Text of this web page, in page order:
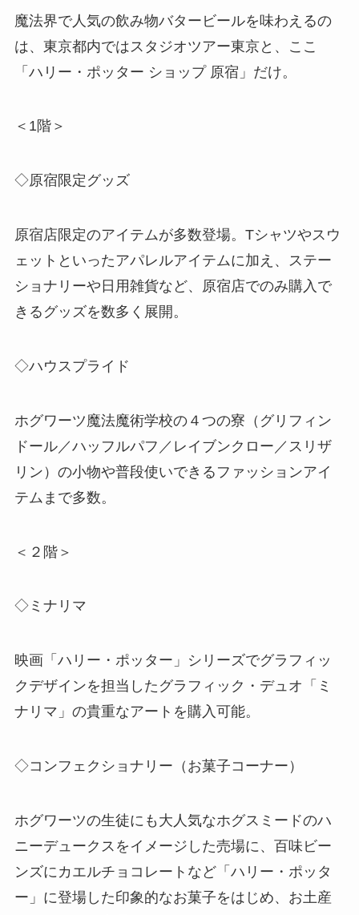
魔法界で人気の飲み物バタービールを味わえるの
は、東京都内ではスタジオツアー東京と、ここ
「ハリー・ポッター ショップ 原宿」だけ。
＜1階＞
◇原宿限定グッズ
原宿店限定のアイテムが多数登場。Tシャツやスウ
ェットといったアパレルアイテムに加え、ステー
ショナリーや日用雑貨など、原宿店でのみ購入で
きるグッズを数多く展開。
◇ハウスプライド
ホグワーツ魔法魔術学校の４つの寮（グリフィン
ドール／ハッフルパフ／レイブンクロー／スリザ
リン）の小物や普段使いできるファッションアイ
テムまで多数。
＜２階＞
◇ミナリマ
映画「ハリー・ポッター」シリーズでグラフィッ
クデザインを担当したグラフィック・デュオ「ミ
ナリマ」の貴重なアートを購入可能。
◇コンフェクショナリー（お菓子コーナー）
ホグワーツの生徒にも大人気なホグスミードのハ
ニーデュークスをイメージした売場に、百味ビー
ンズにカエルチョコレートなど「ハリー・ポッタ
ー」に登場した印象的なお菓子をはじめ、お土産